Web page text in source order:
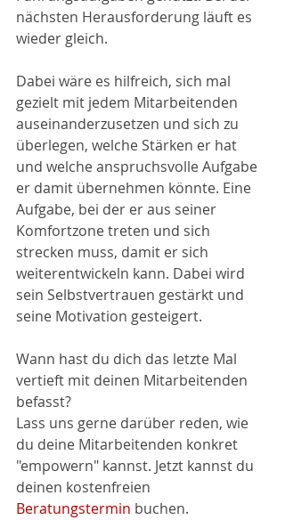
nächsten Herausforderung läuft es
wieder gleich.
Dabei wäre es hilfreich, sich mal
gezielt mit jedem Mitarbeitenden
auseinanderzusetzen und sich zu
überlegen, welche Stärken er hat
und welche anspruchsvolle Aufgabe
er damit übernehmen könnte. Eine
Aufgabe, bei der er aus seiner
Komfortzone treten und sich
strecken muss, damit er sich
weiterentwickeln kann. Dabei wird
sein Selbstvertrauen gestärkt und
seine Motivation gesteigert.
Wann hast du dich das letzte Mal
vertieft mit deinen Mitarbeitenden
befasst?
Lass uns gerne darüber reden, wie
du deine Mitarbeitenden konkret
"empowern" kannst. Jetzt kannst du
deinen kostenfreien
Beratungstermin buchen.